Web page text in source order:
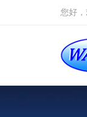
您好